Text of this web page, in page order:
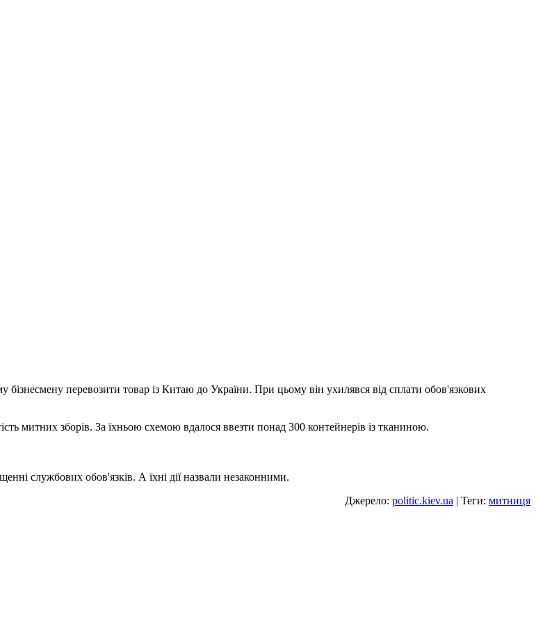
перевозити товар із Китаю до України. При цьому він ухилявся від сплати обов'язкових
митних зборів. За їхньою схемою вдалося ввезти понад 300 контейнерів із тканиною.
службових обов'язків. А їхні дії назвали незаконними.
Джерело: politic.kiev.ua | Теги: митниця